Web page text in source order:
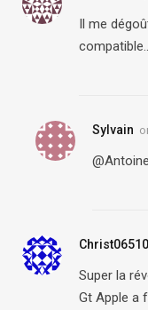
Il me
Sylvain
Christ06510
Super la
Gt Apple a